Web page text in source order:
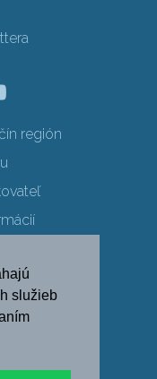
služieb
región
PL